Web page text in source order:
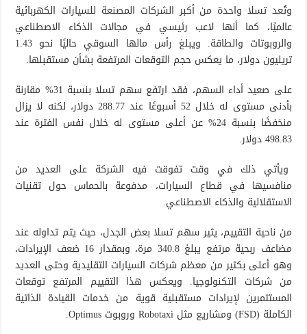
وتُعد تسلا واحدة من أكبر الشركات المصنعة للسيارات الكهربائية
عالميًا، كما أنها لاعب رئيسي في مجالات الذكاء الاصطناعي
والروبوتات والطاقة. ويبلغ رأس مالها السوقي حاليًا نحو 1.43
تريليون دولار، ما يعكس حجم التوقعات المرتفعة بشأن مستقبلها.
على صعيد أداء السهم، فقد ارتفع سهم تسلا بنسبة 31% مقارنة
بأدنى مستوى له خلال 52 أسبوعًا عند 288.77 دولار، لكنه لا يزال
منخفضًا بنسبة 24% عن أعلى مستوى له خلال نفس الفترة عند
498.83 دولار.
ويأتي ذلك في وقت تفوقت فيه الشركة على العديد من
منافسيها في قطاع السيارات، مدفوعة بالحماس حول تقنيات
الاستقلالية والذكاء الاصطناعي.
من ناحية التقييم، يثير سهم تسلا بعض الجدل، حيث يتم تداوله عند
مضاعف ربحية مرتفع يبلغ 340.8 مرة، وبمقدار 16 ضعف الإيرادات،
وهو أعلى بكثير من معظم شركات السيارات التقليدية وحتى العديد
من شركات التكنولوجيا. ويعكس هذا التقييم المرتفع توقعات
المستثمرين لإيرادات مستقبلية قوية من خدمات القيادة الذاتية
الكاملة (FSD) ومشاريع مثل Robotaxi وروبوت Optimus.